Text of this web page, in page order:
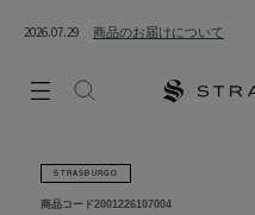
2026.07.29 商品のお届けについて
STRASBURGO
商品コード2001226107004